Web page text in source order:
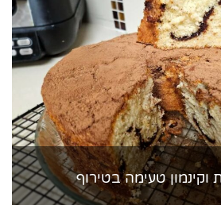
וקינמון טעימה בטירוף